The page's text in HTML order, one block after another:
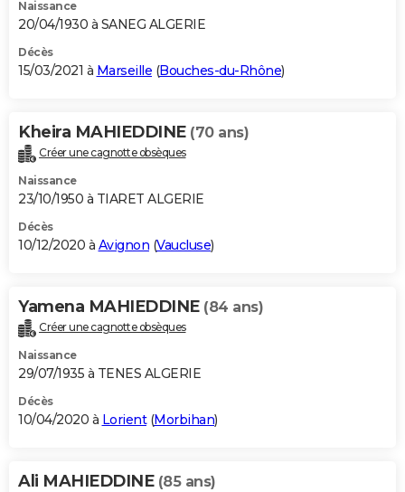
Naissance
20/04/1930 à SANEG ALGERIE
Décès
15/03/2021 à Marseille (Bouches-du-Rhône)
Kheira MAHIEDDINE (70 ans)
Créer une cagnotte obsèques
Naissance
23/10/1950 à TIARET ALGERIE
Décès
10/12/2020 à Avignon (Vaucluse)
Yamena MAHIEDDINE (84 ans)
Créer une cagnotte obsèques
Naissance
29/07/1935 à TENES ALGERIE
Décès
10/04/2020 à Lorient(Morbihan)
Ali MAHIEDDINE (85 ans)